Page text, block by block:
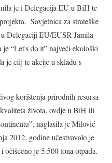
je i Delegacija EU u BiH te
Savjetnica za strateške
Delegaciji EU/EUSR Jamila
“Let's do it” najveći ekološki
je cilj te akcije u skladu s
korištenja prirodnih resursa
života, ovdje u BiH ili
naglasila je Milović-
2012. godine učestvovalo je
očišćeno je 5.500 tona otpada.